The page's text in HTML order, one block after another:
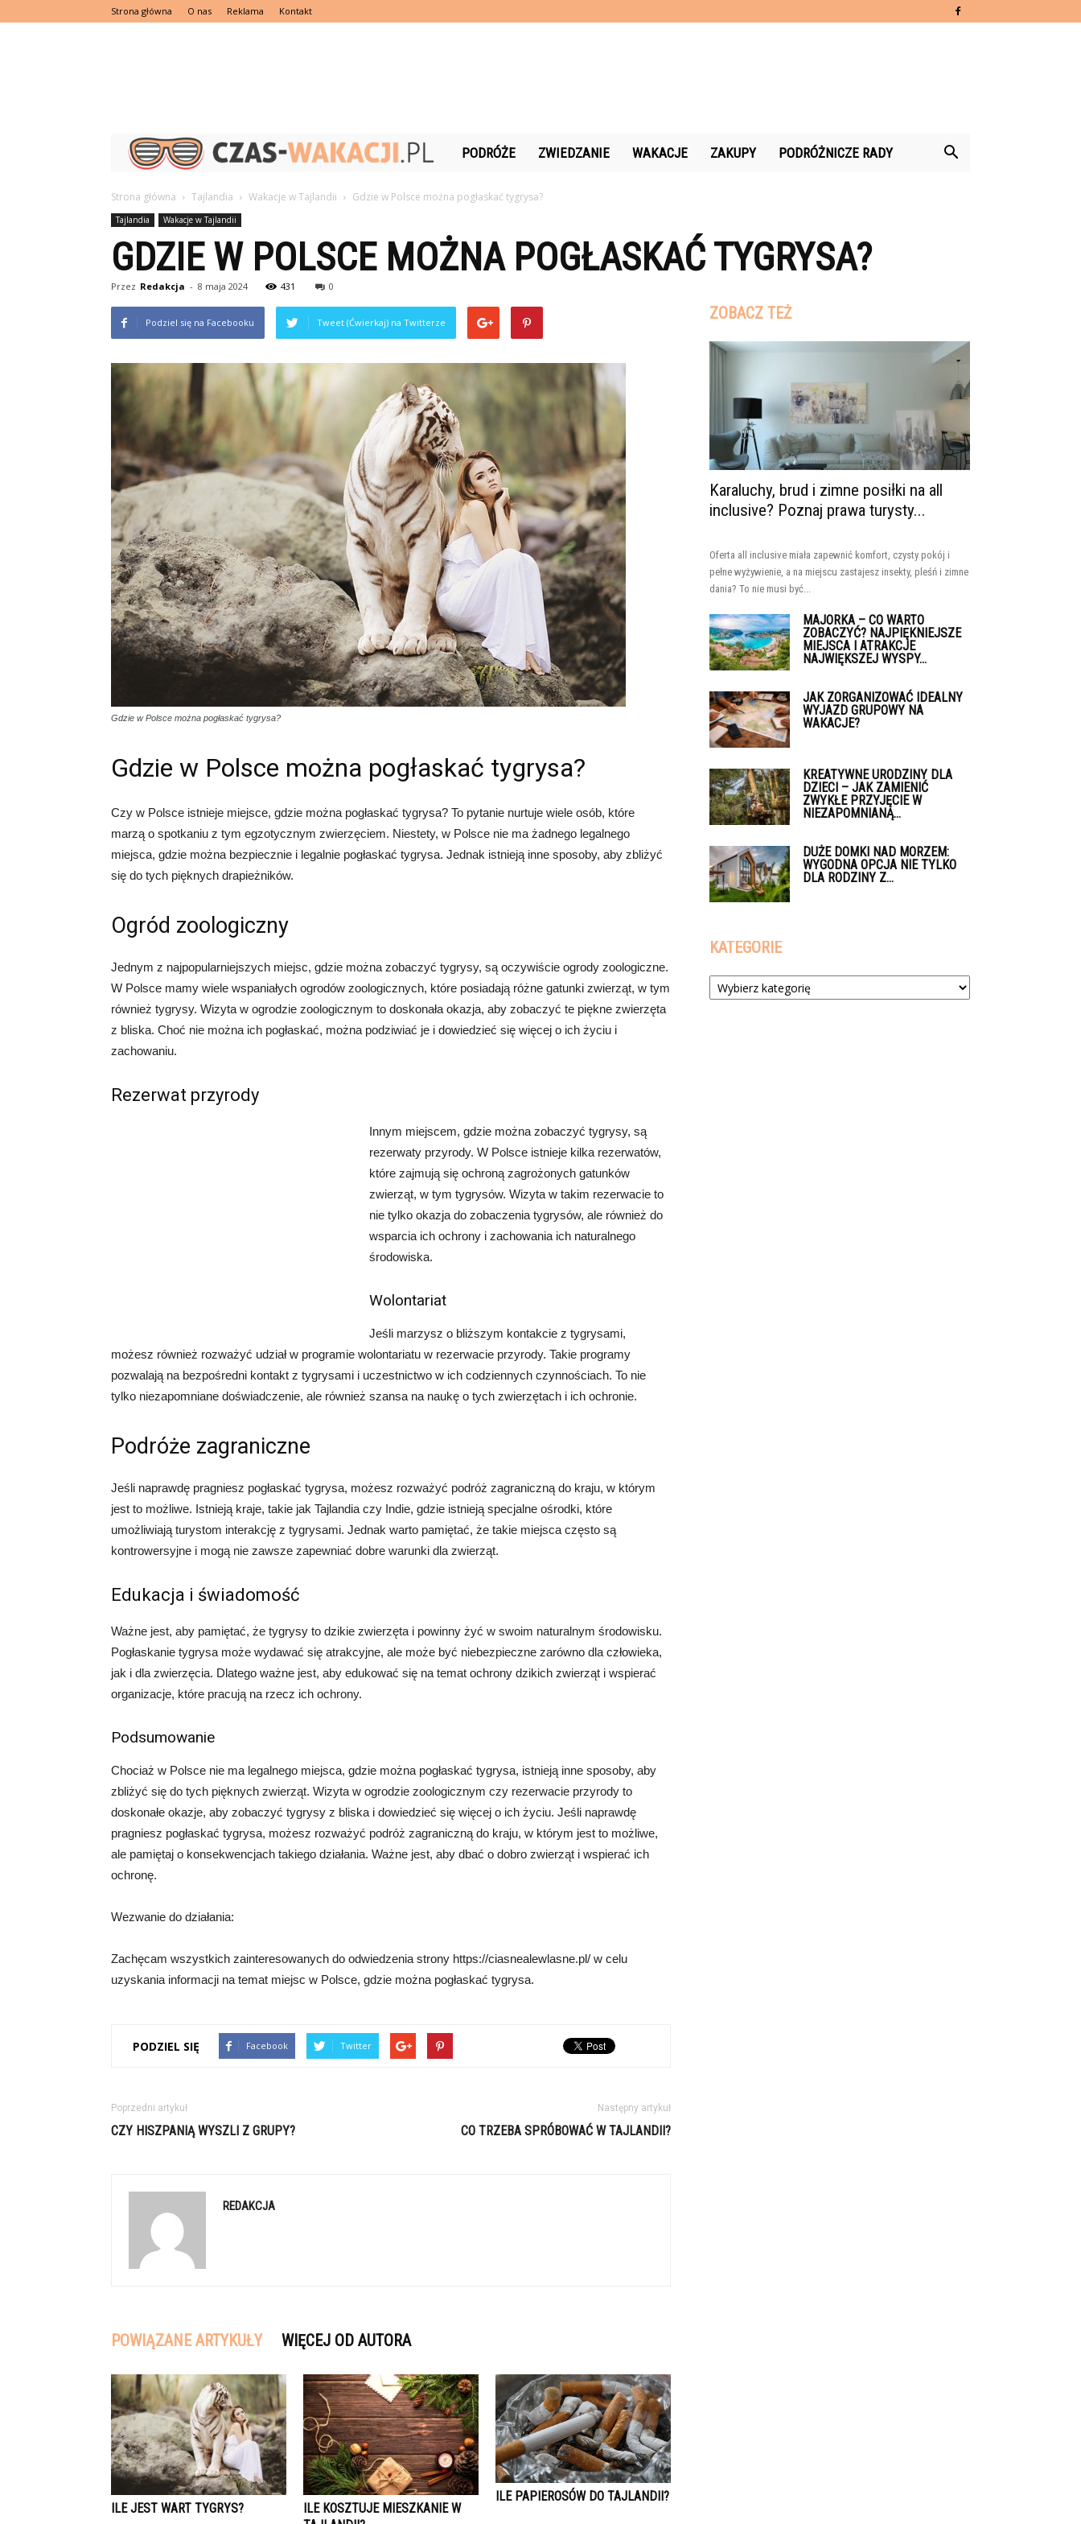
Strona główna O nas Reklama Kontakt
Czas-
Wakacji.pl
PODRÓŻE ZWIEDZANIE WAKACJE ZAKUPY PODRÓŻNICZE RADY
Strona główna Tajlandia Wakacje w Tajlandii Gdzie w Polsce można pogłaskać tygrysa?
Tajlandia Wakacje w Tajlandii
GDZIE W POLSCE MOŻNA POGŁASKAĆ TYGRYSA?
Przez Redakcja - 8 maja 2024 431 0
Podziel się na Facebooku Tweet (Ćwierkaj) na Twitterze
Gdzie w Polsce można pogłaskać tygrysa?
Gdzie w Polsce można pogłaskać tygrysa?
Czy w Polsce istnieje miejsce, gdzie można pogłaskać tygrysa? To pytanie nurtuje wiele osób, które
marzą o spotkaniu z tym egzotycznym zwierzęciem. Niestety, w Polsce nie ma żadnego legalnego
miejsca, gdzie można bezpiecznie i legalnie pogłaskać tygrysa. Jednak istnieją inne sposoby, aby zbliżyć
się do tych pięknych drapieżników.
Ogród zoologiczny
Jednym z najpopularniejszych miejsc, gdzie można zobaczyć tygrysy, są oczywiście ogrody zoologiczne.
W Polsce mamy wiele wspaniałych ogrodów zoologicznych, które posiadają różne gatunki zwierząt, w tym
również tygrysy. Wizyta w ogrodzie zoologicznym to doskonała okazja, aby zobaczyć te piękne zwierzęta
z bliska. Choć nie można ich pogłaskać, można podziwiać je i dowiedzieć się więcej o ich życiu i
zachowaniu.
Rezerwat przyrody
Innym miejscem, gdzie można zobaczyć tygrysy, są
rezerwaty przyrody. W Polsce istnieje kilka rezerwatów,
które zajmują się ochroną zagrożonych gatunków
zwierząt, w tym tygrysów. Wizyta w takim rezerwacie to
nie tylko okazja do zobaczenia tygrysów, ale również do
wsparcia ich ochrony i zachowania ich naturalnego
środowiska.
Wolontariat
Jeśli marzysz o bliższym kontakcie z tygrysami,
możesz również rozważyć udział w programie wolontariatu w rezerwacie przyrody. Takie programy
pozwalają na bezpośredni kontakt z tygrysami i uczestnictwo w ich codziennych czynnościach. To nie
tylko niezapomniane doświadczenie, ale również szansa na naukę o tych zwierzętach i ich ochronie.
Podróże zagraniczne
Jeśli naprawdę pragniesz pogłaskać tygrysa, możesz rozważyć podróż zagraniczną do kraju, w którym
jest to możliwe. Istnieją kraje, takie jak Tajlandia czy Indie, gdzie istnieją specjalne ośrodki, które
umożliwiają turystom interakcję z tygrysami. Jednak warto pamiętać, że takie miejsca często są
kontrowersyjne i mogą nie zawsze zapewniać dobre warunki dla zwierząt.
Edukacja i świadomość
Ważne jest, aby pamiętać, że tygrysy to dzikie zwierzęta i powinny żyć w swoim naturalnym środowisku.
Pogłaskanie tygrysa może wydawać się atrakcyjne, ale może być niebezpieczne zarówno dla człowieka,
jak i dla zwierzęcia. Dlatego ważne jest, aby edukować się na temat ochrony dzikich zwierząt i wspierać
organizacje, które pracują na rzecz ich ochrony.
Podsumowanie
Chociaż w Polsce nie ma legalnego miejsca, gdzie można pogłaskać tygrysa, istnieją inne sposoby, aby
zbliżyć się do tych pięknych zwierząt. Wizyta w ogrodzie zoologicznym czy rezerwacie przyrody to
doskonałe okazje, aby zobaczyć tygrysy z bliska i dowiedzieć się więcej o ich życiu. Jeśli naprawdę
pragniesz pogłaskać tygrysa, możesz rozważyć podróż zagraniczną do kraju, w którym jest to możliwe,
ale pamiętaj o konsekwencjach takiego działania. Ważne jest, aby dbać o dobro zwierząt i wspierać ich
ochronę.
Wezwanie do działania:
Zachęcam wszystkich zainteresowanych do odwiedzenia strony https://ciasnealewlasne.pl/ w celu
uzyskania informacji na temat miejsc w Polsce, gdzie można pogłaskać tygrysa.
PODZIEL SIĘ Facebook Twitter
Poprzedni artykuł
CZY HISZPANIĄ WYSZLI Z GRUPY?
Następny artykuł
CO TRZEBA SPRÓBOWAĆ W TAJLANDII?
REDAKCJA
POWIĄZANE ARTYKUŁY WIĘCEJ OD AUTORA
ILE JEST WART TYGRYS?
ILE KOSZTUJE MIESZKANIE W
ILE PAPIEROSÓW DO TAJLANDII?
ZOBACZ TEŻ
Karaluchy, brud i zimne posiłki na all
inclusive? Poznaj prawa turysty...
Oferta all inclusive miała zapewnić komfort, czysty pokój i
pełne wyżywienie, a na miejscu zastajesz insekty, pleśń i zimne
dania? To nie musi być...
MAJORKA – CO WARTO
ZOBACZYĆ? NAJPIĘKNIEJSZE
MIEJSCA I ATRAKCJE
NAJWIĘKSZEJ WYSPY...
JAK ZORGANIZOWAĆ IDEALNY
WYJAZD GRUPOWY NA
WAKACJE?
KREATYWNE URODZINY DLA
DZIECI – JAK ZAMIENIĆ
ZWYKŁE PRZYJĘCIE W
NIEZAPOMNIANĄ...
DUŻE DOMKI NAD MORZEM:
WYGODNA OPCJA NIE TYLKO
DLA RODZINY Z...
KATEGORIE
Kategorie